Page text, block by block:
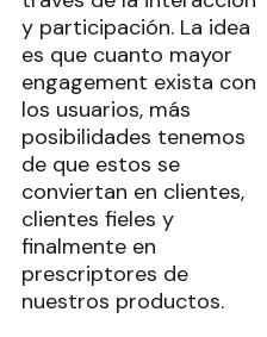
y participación. La idea
es que cuanto mayor
engagement exista con
los usuarios, más
posibilidades tenemos
de que estos se
conviertan en clientes,
clientes fieles y
finalmente en
prescriptores de
nuestros productos.